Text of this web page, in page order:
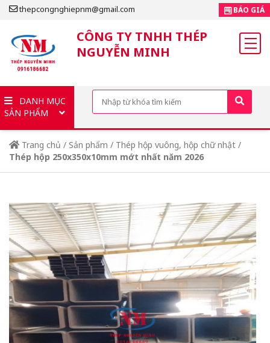
thepcongnghiepnm@gmail.com BÁO GIÁ
CÔNG TY TNHH THÉP
NGUYỄN MINH
DANH MỤC
SẢN PHẨM
Trang chủ / Sản phẩm / Thép hộp vuông, hộp chữ nhật /
Thép hộp 250x350x10mm mớt nhất năm 2026